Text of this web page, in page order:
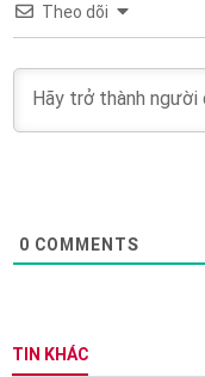
Theo dõi
0 COMMENTS
TIN KHÁC